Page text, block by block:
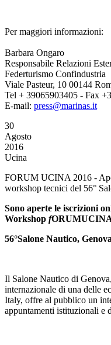
Per maggiori informazioni:
Barbara Ongaro
Responsabile Relazioni
Federturismo Confindustria
Viale Pasteur, 10 00144
Tel + 39065903405 - Fax
E-mail: press@marinas.it
30
Agosto
2016
Ucina
FORUM UCINA 2016 -
workshop tecnici del 56°
Sono aperte le iscrizioni
Workshop f
56°Salone Nautico,
Il Salone Nautico di
internazionale di una delle
Italy, offre al pubblico un
appuntamenti istituzionali e